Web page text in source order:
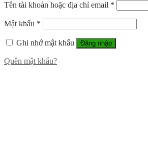
Tên tài khoản hoặc địa chỉ email *
Mật khẩu *
Ghi nhớ mật khẩu Đăng nhập
Quên mật khẩu?